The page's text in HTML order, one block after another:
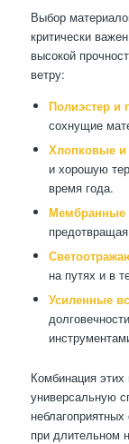
Выбор
критически
высокой
ветру:
Полиэстер и
сохнущие
Хлопковые
и хорошую
время года.
Мембранные
на путях и в
Усиленные
Комбинация этих
универсальную
при длительном